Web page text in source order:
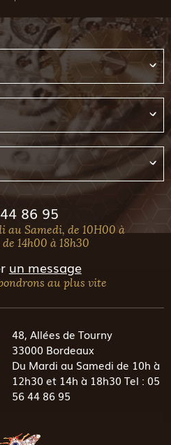
86 95
au Samedi, de 10H00 à
14h00 à 18h30
un message
au plus vite
48, Allées de Tourny
33000 Bordeaux
Du Mardi au Samedi de 10h à
12h30 et 14h à 18h30 Tel : 05
56 44 86 95